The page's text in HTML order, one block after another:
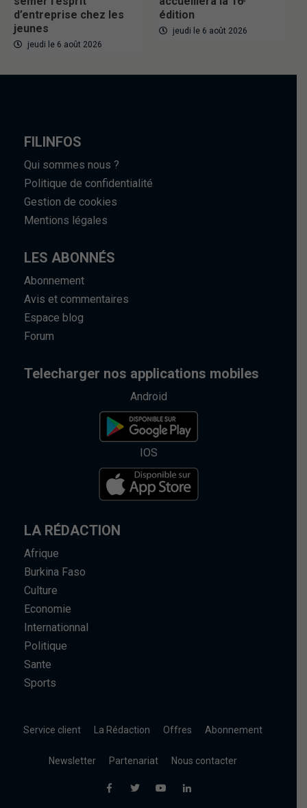
d’entreprise chez les
jeunes
jeudi le 6 août 2026
édition
jeudi le 6 août 2026
FILINFOS
Qui sommes nous ?
Politique de confidentialité
Gestion de cookies
Mentions légales
LES ABONNÉS
Abonnement
Avis et commentaires
Espace blog
Forum
Telecharger nos applications mobiles
Android
IOS
LA RÉDACTION
Afrique
Burkina Faso
Culture
Economie
Internationnal
Politique
Sante
Sports
Service client La Rédaction Offres Abonnement
Newsletter Partenariat Nous contacter